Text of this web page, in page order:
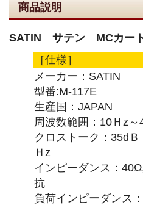
商品説明
SATIN サテン MCカー
［仕様］
メーカー：SATIN
型番:M-117E
生産国：JAPAN
周波数範囲：10Ｈz～
クロストーク：35d
Ｈz
インピーダンス：
抗
負荷インピーダン